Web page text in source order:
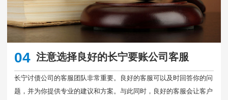
04 注意选择良好的长宁要账公司客服
长宁讨债公司的客服团队非常重要。良好的客服可以及时回答你的问
题，并为你提供专业的建议和方案。与此同时，良好的客服会让客户